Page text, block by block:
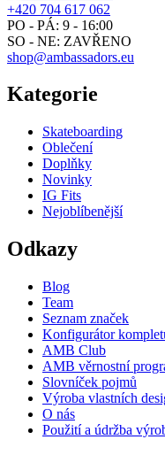
+420 704 617 062
PO - PÁ: 9 - 16:00
SO - NE: ZAVŘENO
shop@ambassadors.eu
Kategorie
Skateboarding
Oblečení
Doplňky
Novinky
IG Fits
Nejoblíbenější
Odkazy
Blog
Team
Seznam značek
Konfigurátor
AMB Club
AMB věrnostní
Slovníček pojmů
Výroba vlastních
O nás
Použití a údržba